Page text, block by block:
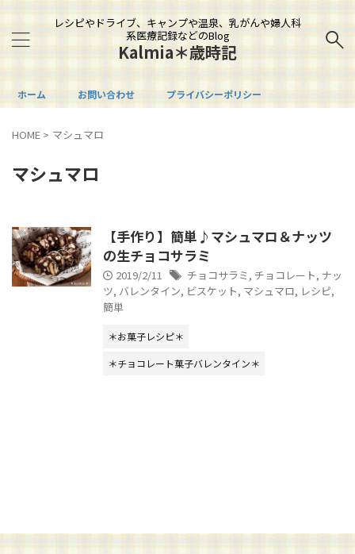
レシピやドライブ、キャンプや温泉、乳がんや婦人科
系医療記録などのBlog
Kalmia＊歳時記
ホーム お問い合わせ プライバシーポリシー
HOME > マシュマロ
マシュマロ
【手作り】簡単♪マシュマロ＆ナッツ
の生チョコサラミ
2019/2/11 チョコサラミ, チョコレート, ナッ
ツ, バレンタイン, ビスケット, マシュマロ, レシピ,
簡単
＊お菓子レシピ＊
＊チョコレート菓子バレンタイン＊